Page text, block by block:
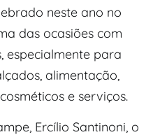
neste ano no
das ocasiões com
especialmente para
alimentação,
e serviços.
Ercílio Santinoni, o